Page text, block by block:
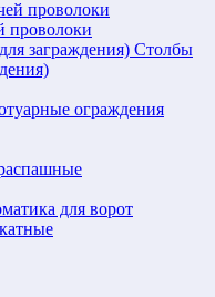
проволоки
Столбы
ограждения
для ворот